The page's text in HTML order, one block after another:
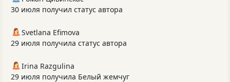
30 июля получил статус автора
Svetlana Efimova
29 июля получила статус автора
Irina Razgulina
29 июля получила Белый жемчуг